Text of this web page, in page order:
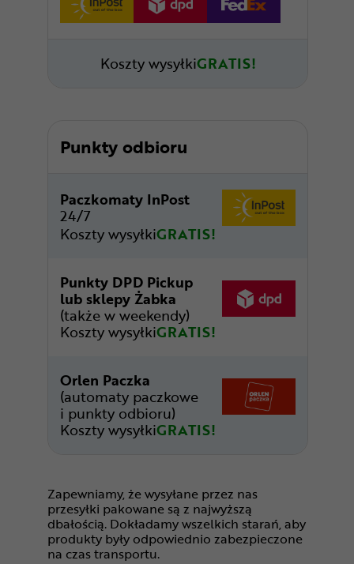
Koszty wysyłkiGRATIS!
Punkty odbioru
Paczkomaty InPost
24/7
Koszty wysyłkiGRATIS!
Punkty DPD Pickup
lub sklepy Żabka
(także w weekendy)
Koszty wysyłkiGRATIS!
Orlen Paczka
(automaty paczkowe
i punkty odbioru)
Koszty wysyłkiGRATIS!
Zapewniamy, że wysyłane przez nas
przesyłki pakowane są z najwyższą
dbałością. Dokładamy wszelkich starań, aby
produkty były odpowiednio zabezpieczone
na czas transportu.